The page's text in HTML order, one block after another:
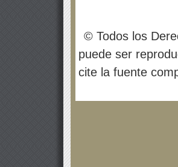
© Todos los
puede ser
cite la fuente